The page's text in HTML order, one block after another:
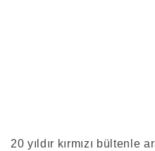
20 yıldır kırmızı bültenle